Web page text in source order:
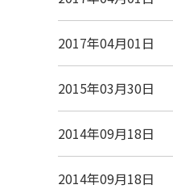
2017年04月01日
2015年03月30日
2014年09月18日
2014年09月18日